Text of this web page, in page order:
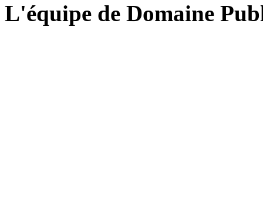
L'équipe de Domaine